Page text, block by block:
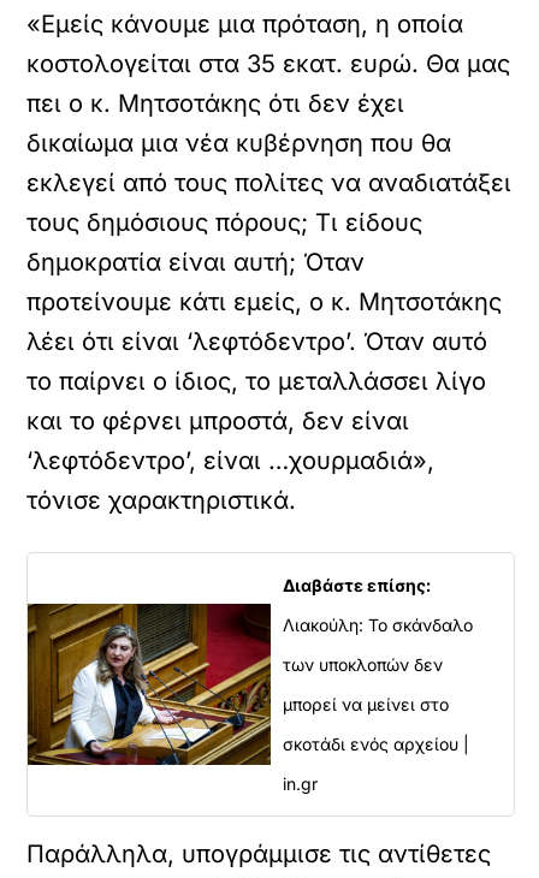
«Εμείς κάνουμε μια πρόταση, η οποία
κοστολογείται στα 35 εκατ. ευρώ. Θα μας
πει ο κ. Μητσοτάκης ότι δεν έχει
δικαίωμα μια νέα κυβέρνηση που θα
εκλεγεί από τους πολίτες να αναδιατάξει
τους δημόσιους πόρους; Τι είδους
δημοκρατία είναι αυτή; Όταν
προτείνουμε κάτι εμείς, ο κ. Μητσοτάκης
λέει ότι είναι ‘λεφτόδεντρο’. Όταν αυτό
το παίρνει ο ίδιος, το μεταλλάσσει λίγο
και το φέρνει μπροστά, δεν είναι
‘λεφτόδεντρο’, είναι …χουρμαδιά»,
τόνισε χαρακτηριστικά.
Διαβάστε επίσης:
Λιακούλη: Το σκάνδαλο
των υποκλοπών δεν
μπορεί να μείνει στο
σκοτάδι ενός αρχείου |
in.gr
Παράλληλα, υπογράμμισε τις αντίθετες